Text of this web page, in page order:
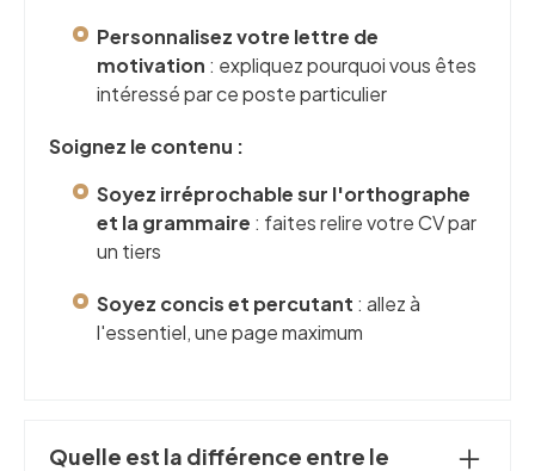
Personnalisez votre lettre de
motivation : expliquez pourquoi vous êtes
intéressé par ce poste particulier
Soignez le contenu :
Soyez irréprochable sur l'orthographe
et la grammaire : faites relire votre CV par
un tiers
Soyez concis et percutant : allez à
l'essentiel, une page maximum
Quelle est la différence entre le